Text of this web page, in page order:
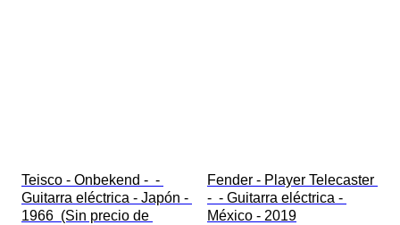
Teisco - Onbekend -  -
Guitarra eléctrica - Japón -
1966  (Sin precio de
Fender - Player Telecaster
-  - Guitarra eléctrica -
México - 2019